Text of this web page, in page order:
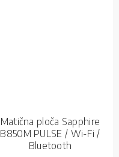
Matična ploča Sapphire
B850M PULSE / Wi-Fi /
Bluetooth